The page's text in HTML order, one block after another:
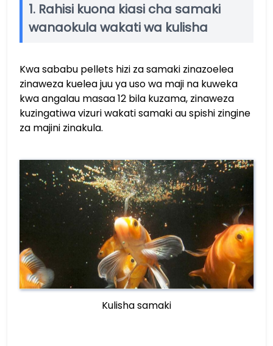
1. Rahisi kuona kiasi cha samaki
wanaokula wakati wa kulisha
Kwa sababu pellets hizi za samaki zinazoelea
zinaweza kuelea juu ya uso wa maji na kuweka
kwa angalau masaa 12 bila kuzama, zinaweza
kuzingatiwa vizuri wakati samaki au spishi zingine
za majini zinakula.
Kulisha samaki